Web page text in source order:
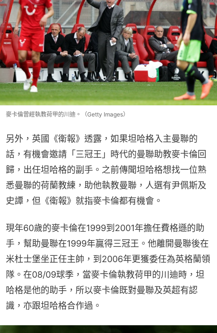
麥卡倫曾經執教荷甲的川迪。（Getty Images）
另外，英國《衛報》透露，如果坦哈格入主曼聯的
話，有機會邀請「三冠王」時代的曼聯助教麥卡倫回
歸，出任坦哈格的副手。之前傳聞坦哈格想找一位熟
悉曼聯的荷蘭教練，助他執教曼聯，人選有尹佩斯及
史譚，但《衛報》就指麥卡倫都有機會。
現年60歲的麥卡倫在1999到2001年擔任費格遜的助
手，幫助曼聯在1999年贏得三冠王。他離開曼聯後在
米杜士堡坐正任主帥，到2006年更獲委任為英格蘭領
隊。在08/09球季，當麥卡倫執教荷甲的川迪時，坦
哈格是他的助手，所以麥卡倫既對曼聯及英超有認
識，亦跟坦哈格合作過。